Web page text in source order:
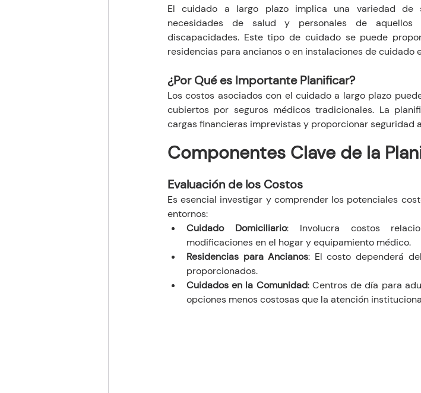
El cuidado a largo plazo implica una variedad de
necesidades de salud y personales de aquellos
discapacidades. Este tipo de cuidado se puede
residencias para ancianos o en instalaciones de cuidado
¿Por Qué es Importante Planificar?
Los costos asociados con el cuidado a largo plazo
cubiertos por seguros médicos tradicionales. La
cargas financieras imprevistas y proporcionar seguridad
Componentes Clave de la
Evaluación de los Costos
Es esencial investigar y comprender los potenciales
entornos:
Cuidado Domiciliario: Involucra costos
modificaciones en el hogar y equipamiento médico.
Residencias para Ancianos: El costo dependerá
proporcionados.
Cuidados en la Comunidad: Centros de día para
opciones menos costosas que la atención